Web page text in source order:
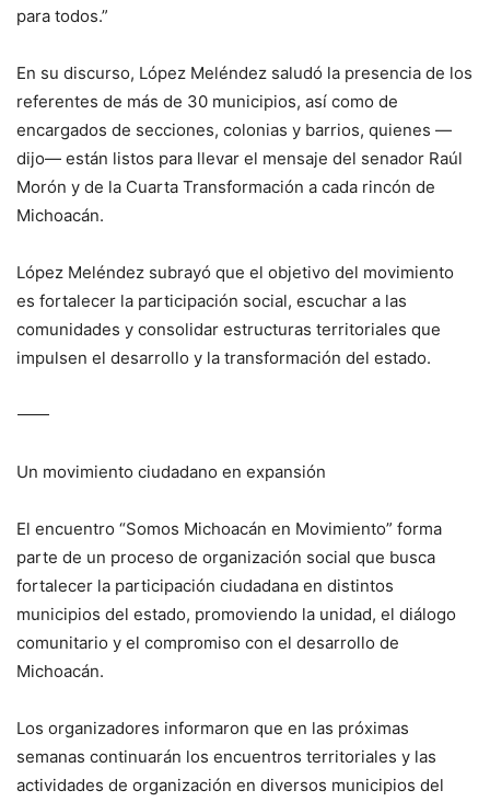
para todos.”
En su discurso, López Meléndez saludó la presencia de los
referentes de más de 30 municipios, así como de
encargados de secciones, colonias y barrios, quienes —
dijo— están listos para llevar el mensaje del senador Raúl
Morón y de la Cuarta Transformación a cada rincón de
Michoacán.
López Meléndez subrayó que el objetivo del movimiento
es fortalecer la participación social, escuchar a las
comunidades y consolidar estructuras territoriales que
impulsen el desarrollo y la transformación del estado.
⸻
Un movimiento ciudadano en expansión
El encuentro “Somos Michoacán en Movimiento” forma
parte de un proceso de organización social que busca
fortalecer la participación ciudadana en distintos
municipios del estado, promoviendo la unidad, el diálogo
comunitario y el compromiso con el desarrollo de
Michoacán.
Los organizadores informaron que en las próximas
semanas continuarán los encuentros territoriales y las
actividades de organización en diversos municipios del